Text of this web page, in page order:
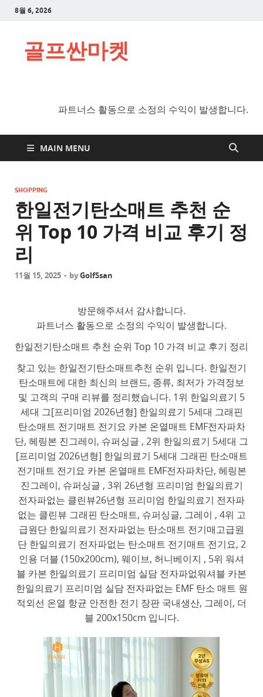
8월 6, 2026
골프싼마켓
파트너스 활동으로 소정의 수익이 발생합니다.
MAIN MENU
SHOPPING
한일전기탄소매트 추천 순
위 Top 10 가격 비교 후기 정
리
11월 15, 2025 - byGolfSsan
방문해주셔서 감사합니다.
파트너스 활동으로 소정의 수익이 발생합니다.
한일전기탄소매트 추천 순위 Top 10 가격 비교 후기 정리
찾고 있는 한일전기탄소매트추천 순위 입니다. 한일전기
탄소매트에 대한 최신의 브랜드, 종류, 최저가 가격정보
및 고객의 구매 리뷰를 정리했습니다. 1위 한일의료기 5
세대 그[프리미엄 2026년형] 한일의료기 5세대 그래핀
탄소매트 전기매트 전기요 카본 온열매트 EMF전자파차
단, 헤링본 진그레이, 슈퍼싱글 , 2위 한일의료기 5세대 그
[프리미엄 2026년형] 한일의료기 5세대 그래핀 탄소매트
전기매트 전기요 카본 온열매트 EMF전자파차단, 헤링본
진그레이, 슈퍼싱글 , 3위 26년형 프리미엄 한일의료기
전자파없는 클린뷰26년형 프리미엄 한일의료기 전자파
없는 클린뷰 그래핀 탄소매트, 슈퍼싱글, 그레이 , 4위 고
급원단 한일의료기 전자파없는 탄소매트 전기매고급원
단 한일의료기 전자파없는 탄소매트 전기매트 전기요, 2
인용 더블 (150x200cm), 웨이브, 허니베이지 , 5위 워셔
블 카본 한일의료기 프리미엄 실담 전자파없워셔블 카본
한일의료기 프리미엄 실담 전자파없는 EMF 탄소 매트 원
적외선 온열 항균 안전한 전기 장판 국내생산, 그레이, 더
블 200x150cm 입니다.